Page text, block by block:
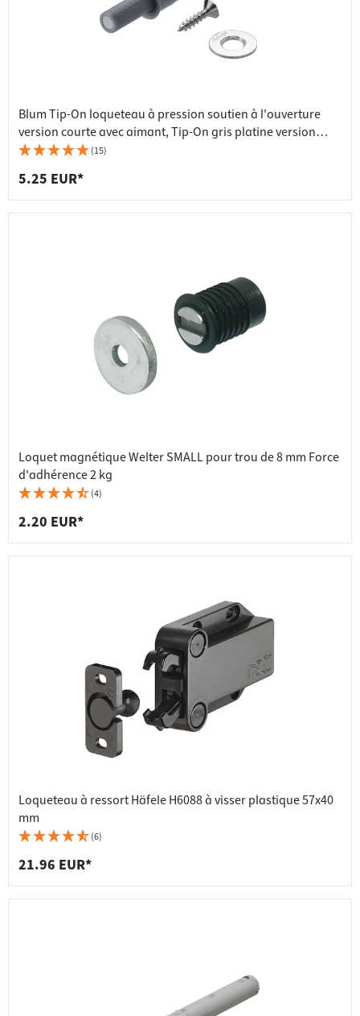
Blum Tip-On loqueteau à pression soutien à l'ouverture
version courte avec aimant, Tip-On gris platine version
courte
(15)
5.25 EUR*
Loquet magnétique Welter SMALL pour trou de 8 mm Force
d'adhérence 2 kg
(4)
2.20 EUR*
Loqueteau à ressort Häfele H6088 à visser plastique 57x40
mm
(6)
21.96 EUR*